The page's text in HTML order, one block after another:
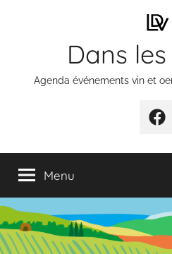
Dans
Agenda événements vin et
Menu